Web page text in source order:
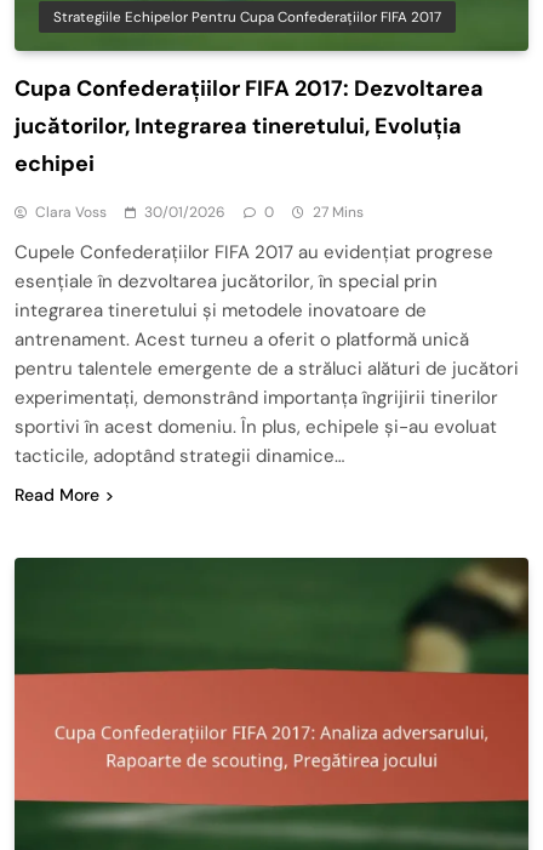
Strategiile Echipelor Pentru Cupa Confederațiilor FIFA 2017
Cupa Confederațiilor FIFA 2017: Dezvoltarea
jucătorilor, Integrarea tineretului, Evoluția
echipei
Clara Voss 30/01/2026 0 27 Mins
Cupele Confederațiilor FIFA 2017 au evidențiat progrese
esențiale în dezvoltarea jucătorilor, în special prin
integrarea tineretului și metodele inovatoare de
antrenament. Acest turneu a oferit o platformă unică
pentru talentele emergente de a străluci alături de jucători
experimentați, demonstrând importanța îngrijirii tinerilor
sportivi în acest domeniu. În plus, echipele și-au evoluat
tacticile, adoptând strategii dinamice…
Read More